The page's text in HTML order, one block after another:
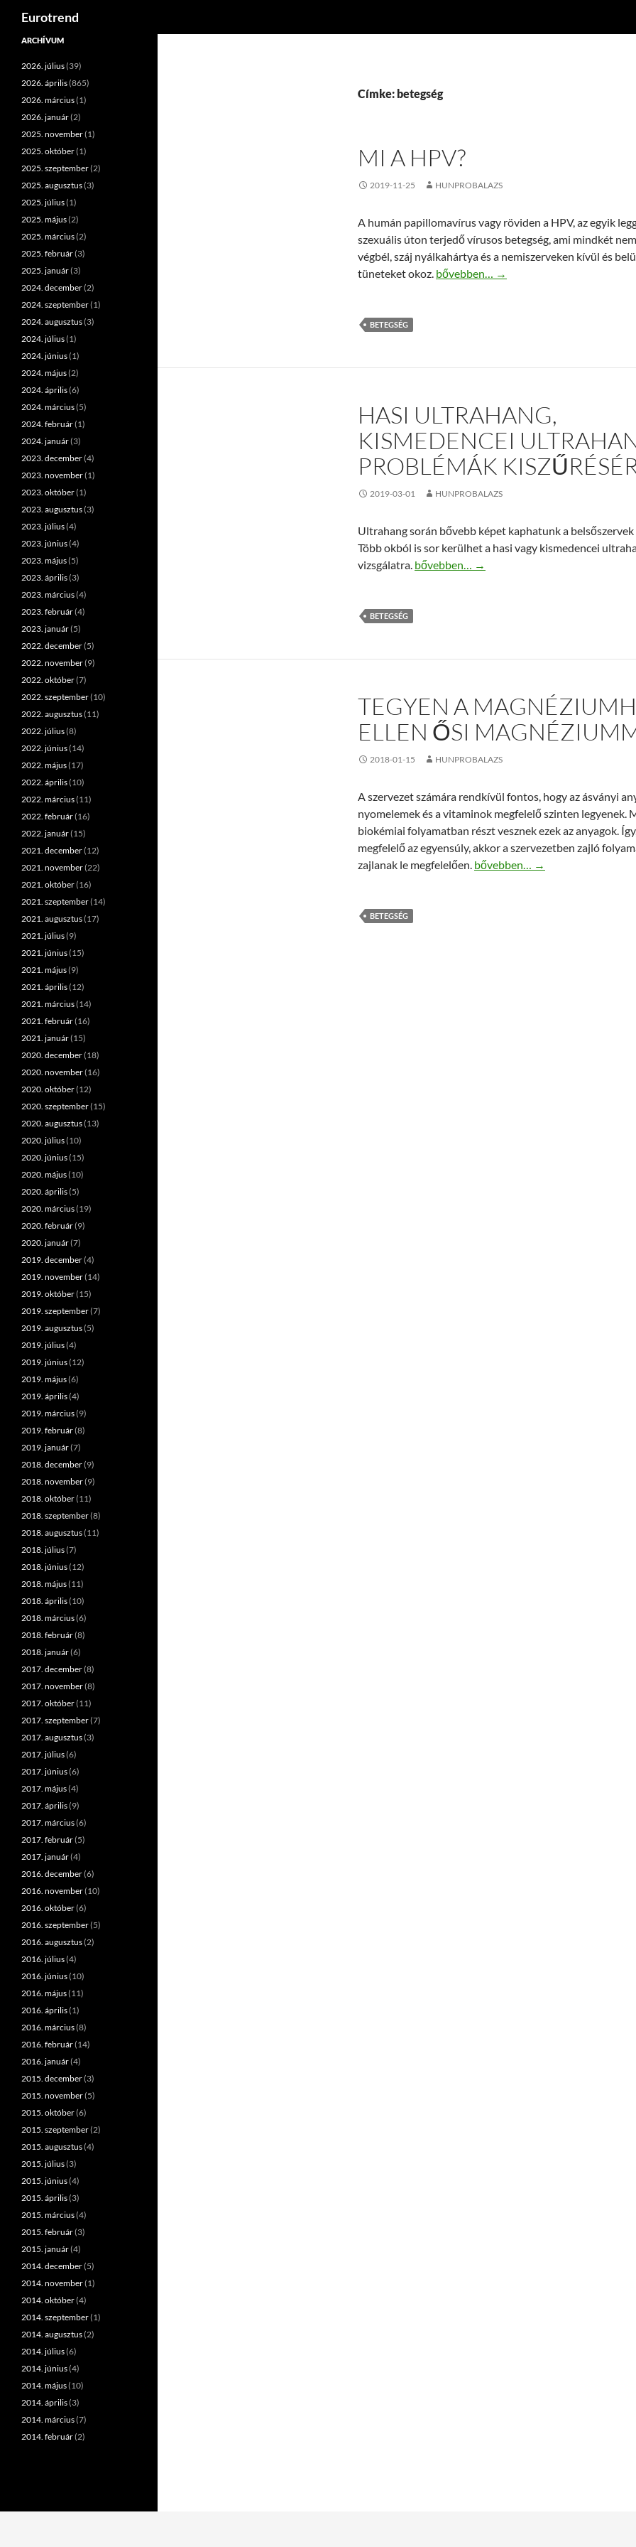
Kilépés
Eurotrend
Címke: betegség
MI A HPV?
2019-11-25 HUNPROBALAZS
A humán papillomavírus vagy röviden a HPV, az egyik
szexuális úton terjedő vírusos betegség, ami mindkét
végbél, száj nyálkahártya és a nemiszerveken kívül és
tüneteket okoz. Mi a HPV?
bővebben… →
BETEGSÉG
HASI ULTRAHANG,
KISMEDENCEI
PROBLÉMÁK
2019-03-01 HUNPROBALAZS
Ultrahang során bővebb képet kaphatunk a
Több okból is sor kerülhet a hasi vagy kismedencei
vizsgálatra. Hasi ultrahang, kismedencei ultrahang a
bővebben… →
BETEGSÉG
TEGYEN A
ELLEN ŐSI
2018-01-15 HUNPROBALAZS
A szervezet számára rendkívül fontos, hogy az ásványi
nyomelemek és a vitaminok megfelelő szinten legyenek.
biokémiai folyamatban részt vesznek ezek az anyagok.
megfelelő az egyensúly, akkor a szervezetben zajló
zajlanak le megfelelően. Tegyen a magnéziumhiány ellen
bővebben… →
BETEGSÉG
ARCHÍVUM
2026. július(39)
2026. április(865)
2026. március(1)
2026. január(2)
2025. november(1)
2025. október(1)
2025. szeptember(2)
2025. augusztus(3)
2025. július(1)
2025. május(2)
2025. március(2)
2025. február(3)
2025. január(3)
2024. december(2)
2024. szeptember(1)
2024. augusztus(3)
2024. július(1)
2024. június(1)
2024. május(2)
2024. április(6)
2024. március(5)
2024. február(1)
2024. január(3)
2023. december(4)
2023. november(1)
2023. október(1)
2023. augusztus(3)
2023. július(4)
2023. június(4)
2023. május(5)
2023. április(3)
2023. március(4)
2023. február(4)
2023. január(5)
2022. december(5)
2022. november(9)
2022. október(7)
2022. szeptember(10)
2022. augusztus(11)
2022. július(8)
2022. június(14)
2022. május(17)
2022. április(10)
2022. március(11)
2022. február(16)
2022. január(15)
2021. december(12)
2021. november(22)
2021. október(16)
2021. szeptember(14)
2021. augusztus(17)
2021. július(9)
2021. június(15)
2021. május(9)
2021. április(12)
2021. március(14)
2021. február(16)
2021. január(15)
2020. december(18)
2020. november(16)
2020. október(12)
2020. szeptember(15)
2020. augusztus(13)
2020. július(10)
2020. június(15)
2020. május(10)
2020. április(5)
2020. március(19)
2020. február(9)
2020. január(7)
2019. december(4)
2019. november(14)
2019. október(15)
2019. szeptember(7)
2019. augusztus(5)
2019. július(4)
2019. június(12)
2019. május(6)
2019. április(4)
2019. március(9)
2019. február(8)
2019. január(7)
2018. december(9)
2018. november(9)
2018. október(11)
2018. szeptember(8)
2018. augusztus(11)
2018. július(7)
2018. június(12)
2018. május(11)
2018. április(10)
2018. március(6)
2018. február(8)
2018. január(6)
2017. december(8)
2017. november(8)
2017. október(11)
2017. szeptember(7)
2017. augusztus(3)
2017. július(6)
2017. június(6)
2017. május(4)
2017. április(9)
2017. március(6)
2017. február(5)
2017. január(4)
2016. december(6)
2016. november(10)
2016. október(6)
2016. szeptember(5)
2016. augusztus(2)
2016. július(4)
2016. június(10)
2016. május(11)
2016. április(1)
2016. március(8)
2016. február(14)
2016. január(4)
2015. december(3)
2015. november(5)
2015. október(6)
2015. szeptember(2)
2015. augusztus(4)
2015. július(3)
2015. június(4)
2015. április(3)
2015. március(4)
2015. február(3)
2015. január(4)
2014. december(5)
2014. november(1)
2014. október(4)
2014. szeptember(1)
2014. augusztus(2)
2014. július(6)
2014. június(4)
2014. május(10)
2014. április(3)
2014. március(7)
2014. február(2)